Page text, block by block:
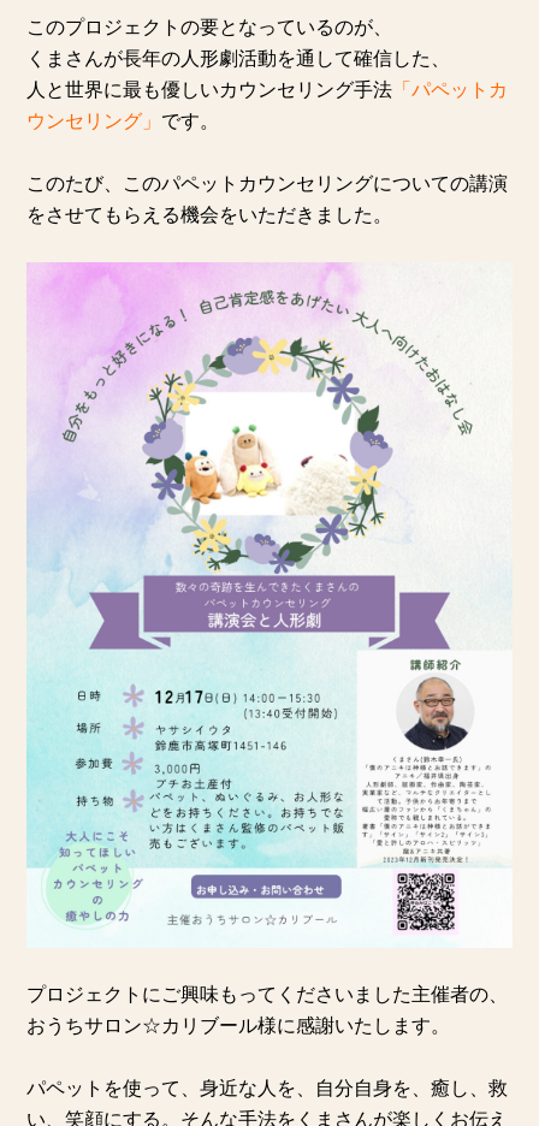
このプロジェクトの要となっているのが、
くまさんが長年の人形劇活動を通して確信した、
人と世界に最も優しいカウンセリング手法 「パペットカ
ウンセリング 」 です。
このたび、このパペットカウンセリングについての講演
をさせてもらえる機会をいただきました。
プロジェクトにご興味もってくださいました主催者の、
おうちサロン☆カリブール様に感謝いたします。
パペットを使って、身近な人を、自分自身を、癒し、救
い、笑顔にする。そんな手法をくまさんが楽しくお伝え